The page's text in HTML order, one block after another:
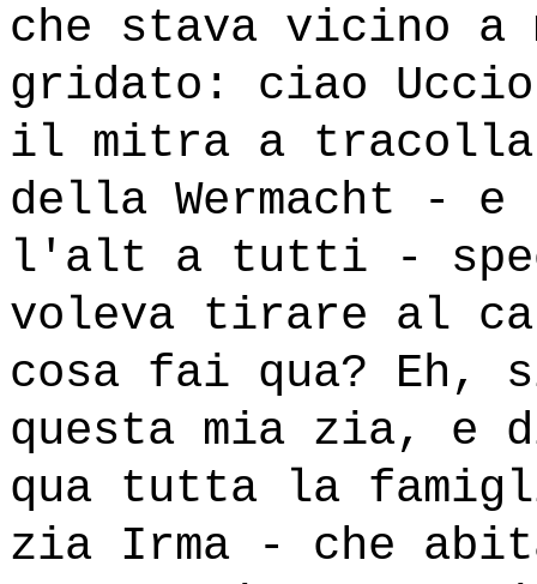
che stava vicino a
gridato: ciao
il mitra a
della Wermacht -
l'alt a tutti -
voleva tirare al
cosa fai qua? Eh,
questa mia zia, e
qua tutta la
zia Irma - che